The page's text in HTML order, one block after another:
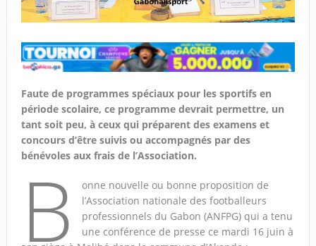
Faute de programmes spéciaux pour les sportifs en
période scolaire, ce programme devrait permettre, un
tant soit peu, à ceux qui préparent des examens et
concours d’être suivis ou accompagnés par des
bénévoles aux frais de l’Association.
B
onne nouvelle ou bonne proposition de
l’Association nationale des footballeurs
professionnels du Gabon (ANFPG) qui a tenu
une conférence de presse ce mardi 16 juin à